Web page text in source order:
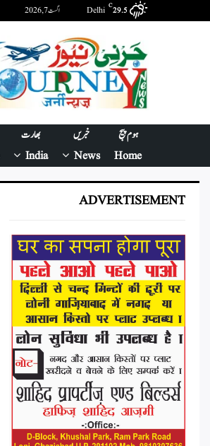
29.5
C
Delhi اگست 7, 2026
ہوم پیج
Home
خبریں
News
بھارت
India
ADVERTISEMENT